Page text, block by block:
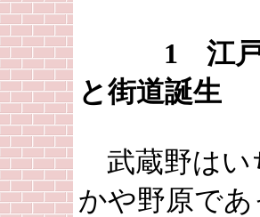
1 江戸
と街道誕生
武蔵野はい
かや野原であ